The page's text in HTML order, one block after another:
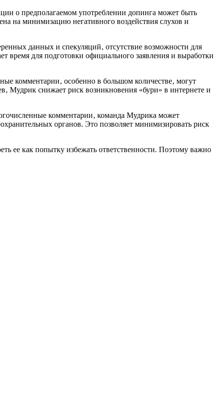
о предполагаемом употреблении допинга может быть
на минимизацию негативного воздействия слухов и
данных и спекуляций‚ отсутствие возможности для
время для подготовки официального заявления и выработки
комментарии‚ особенно в большом количестве‚ могут
Мудрик снижает риск возникновения «бури» в интернете и
комментарии‚ команда Мудрика может
органов. Это позволяет минимизировать риск
ее как попытку избежать ответственности. Поэтому важно